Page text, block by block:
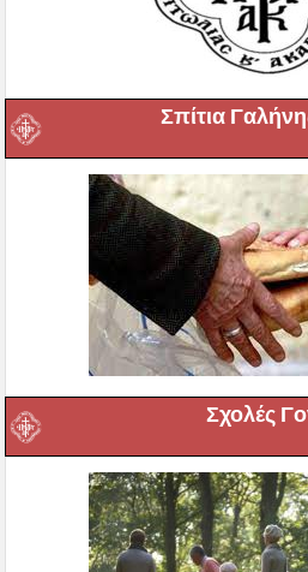
Σπίτια
Σχολές